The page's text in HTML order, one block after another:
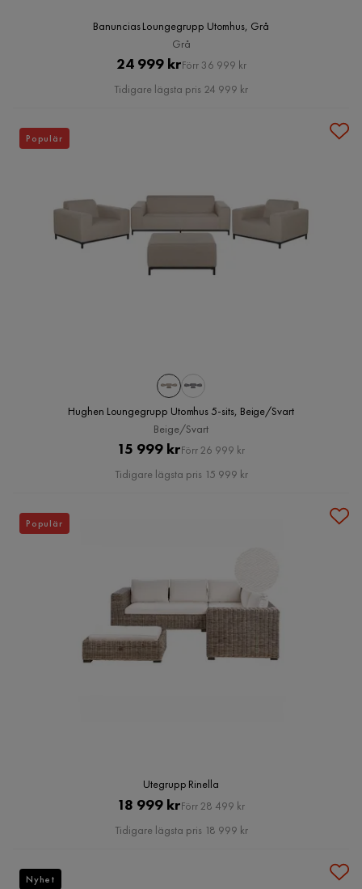
Banuncias Loungegrupp Utomhus, Grå
Grå
Pris
24 999 krOriginal
Pris
Förr 36 999 kr
Tidigare lägsta pris 24 999 kr
Hughen Loungegrupp Utomhus 5-sits, Beige/Svart
Beige/Svart
Pris
15 999 krOriginal
Pris
Förr 26 999 kr
Tidigare lägsta pris 15 999 kr
Populär
Utegrupp Rinella
Pris
18 999 krOriginal
Pris
Förr 28 499 kr
Tidigare lägsta pris 18 999 kr
Populär
Nyhet